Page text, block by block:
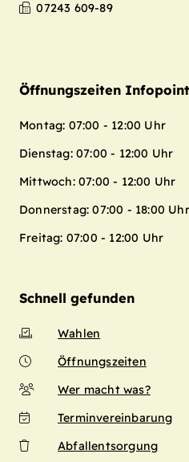
07243 609-89
Öffnungszeiten Infopoint
Montag: 07:00 - 12:00 Uhr
Dienstag: 07:00 - 12:00 Uhr
Mittwoch: 07:00 - 12:00 Uhr
Donnerstag: 07:00 - 18:00 Uhr
Freitag: 07:00 - 12:00 Uhr
Schnell gefunden
Wahlen
Öffnungszeiten
Wer macht was?
Terminvereinbarung
Abfallentsorgung